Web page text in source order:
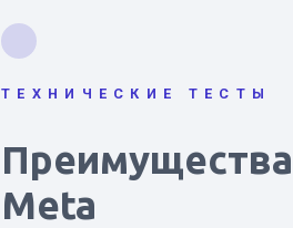
ТЕХНИЧЕСКИЕ ТЕСТЫ
Meta